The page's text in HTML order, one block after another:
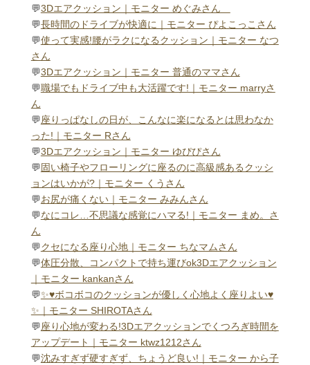
💬3Dエアクッション｜モニター めぐみさん
💬長時間のドライブが快適に｜モニター ぴよこっこさん
💬使って実感!腰がラクになるクッション｜モニター なつ
さん
💬3Dエアクッション｜モニター 普通のママさん
💬職場でもドライブ中も大活躍です!｜モニター marryさ
ん
💬座りっぱなしの日が、こんなに楽になるとは思わなか
った!｜モニター Rさん
💬3Dエアクッション｜モニター ゆぴぴさん
💬固い椅子やフローリングに座るのに高級感あるクッシ
ョンはいかが?｜モニター くうさん
💬お尻が痛くない｜モニター みみんさん
💬なにコレ…不思議な感覚にハマる!｜モニター まめ。さ
ん
💬クセになる座り心地｜モニター ちなマムさん
💬体圧分散、コンパクトで持ち運びok3Dエアクッション
｜モニター kankanさん
💬✨️♥ボコボコのクッションが優しく心地よく座りよい♥
✨️｜モニター SHIROTAさん
💬座り心地が変わる!3Dエアクッションでくつろぎ時間を
アップデート｜モニター ktwz1212さん
💬沈みすぎず硬すぎず、ちょうど良い!｜モニター から子